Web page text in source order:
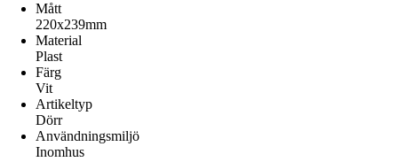
Mått
220x239mm
Material
Plast
Färg
Vit
Artikeltyp
Dörr
Användningsmiljö
Inomhus